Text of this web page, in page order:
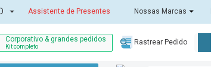
Assistente de Presentes Nossas Marcas
Corporativo & grandes pedidos
Kit completo
Rastrear Pedido